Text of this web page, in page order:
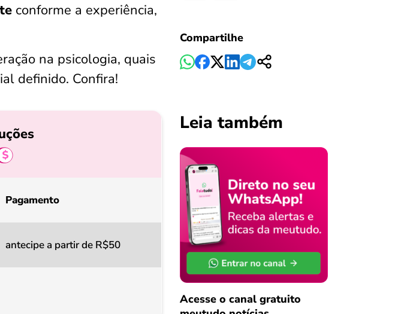
conforme a experiência,
na psicologia, quais
definido. Confira!
Pagamento
antecipe a partir de R$50
Compartilhe
Leia também
Acesse o canal gratuito